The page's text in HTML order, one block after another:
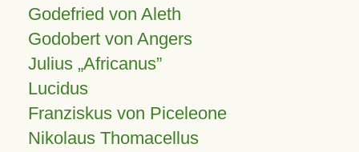
Godefried von Aleth
Godobert von Angers
Julius Africanus
Lucidus
Franziskus von Piceleone
Nikolaus Thomacellus